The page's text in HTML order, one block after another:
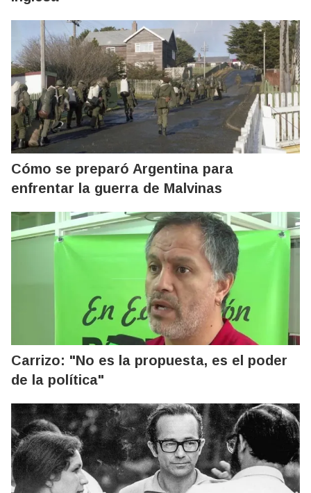
Cómo se preparó Argentina para
enfrentar la guerra de Malvinas
Carrizo: "No es la propuesta, es el poder
de la política"